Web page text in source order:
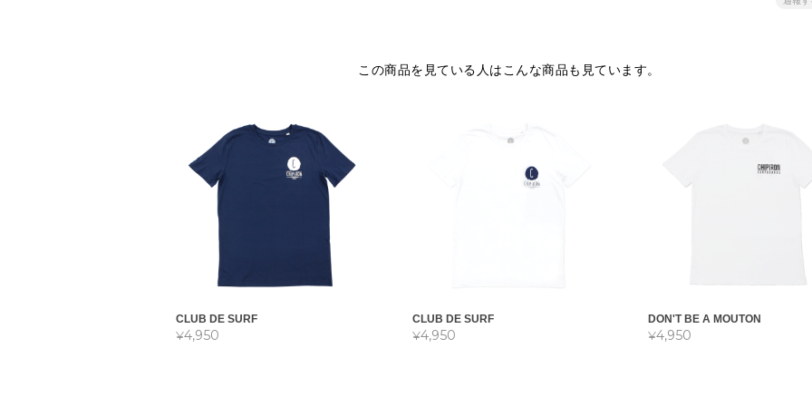
この商品を見ている人はこんな商品も見ています。
CLUB DE SURF
¥4,950
CLUB DE SURF
¥4,950
DON'T BE A MOUTON
¥4,950